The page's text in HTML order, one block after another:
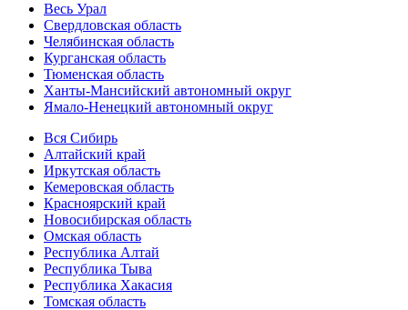
Весь Урал
Свердловская область
Челябинская область
Курганская область
Тюменская область
Ханты-Мансийский автономный округ
Ямало-Ненецкий автономный округ
Вся Сибирь
Алтайский край
Иркутская область
Кемеровская область
Красноярский край
Новосибирская область
Омская область
Республика Алтай
Республика Тыва
Республика Хакасия
Томская область